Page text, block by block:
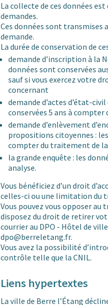
La collecte de ces données
demandes.
Ces données sont
demande.
La durée de conservation de
demande d’inscription à la
données sont conservées
sauf si vous exercez votre
concernant
demande d’actes d’état-
conservées 5 ans à
demande d’enlèvement
propositions citoyennes :
compter du traitement de la
la grande enquête : les
analyse.
Vous bénéficiez d’un droit
celles-ci ou une limitation du
Vous pouvez vous opposer
disposez du droit de retirer
courrier au DPO - Hôtel de ville
dpo@berreletang.fr.
Vous avez la possibilité
contrôle telle que la CNIL.
Liens hypertextes
La ville de Berre l’Étang